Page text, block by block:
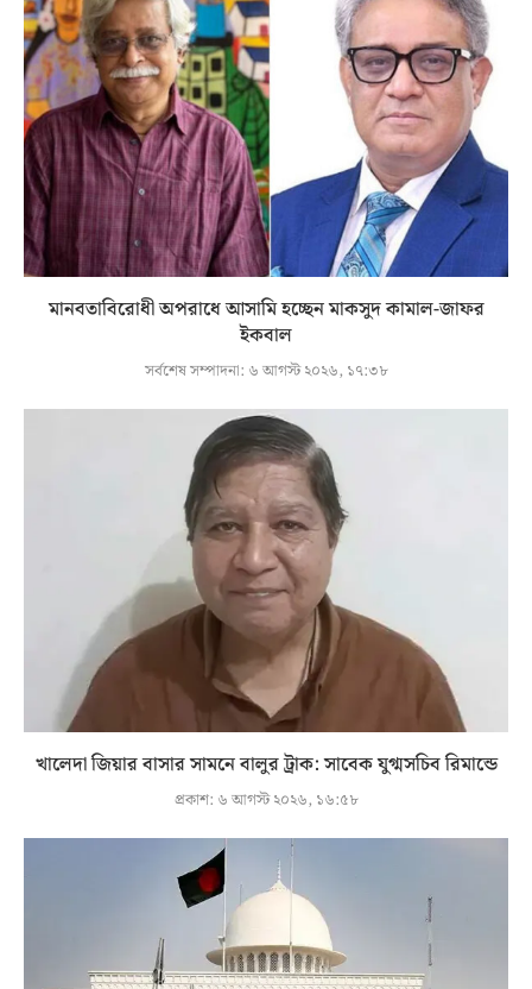
মানবতাবিরোধী অপরাধে আসামি হচ্ছেন মাকসুদ কামাল-জাফর
ইকবাল
সর্বশেষ সম্পাদনা: ৬ আগস্ট ২০২৬, ১৭:৩৮
খালেদা জিয়ার বাসার সামনে বালুর ট্রাক: সাবেক যুগ্মসচিব রিমান্ডে
প্রকাশ: ৬ আগস্ট ২০২৬, ১৬:৫৮